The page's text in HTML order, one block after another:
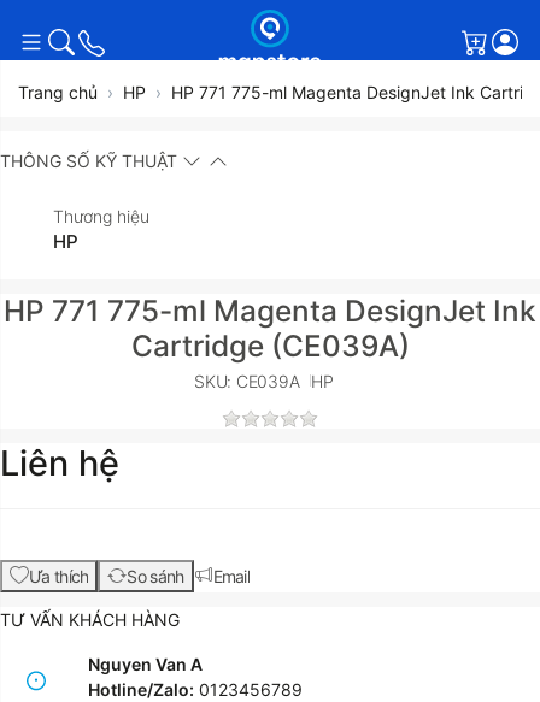
Giỏ
Trang chủ HP HP 771 775-ml Magenta DesignJet Ink
THÔNG SỐ KỸ THUẬT
Thương hiệu
HP
HP 771 775-ml Magenta DesignJet Ink
Cartridge (CE039A)
SKU: CE039A HP
Liên hệ
Ưa thích So sánh Email
TƯ VẤN KHÁCH HÀNG
Nguyen Van A
Hotline/Zalo: 0123456789